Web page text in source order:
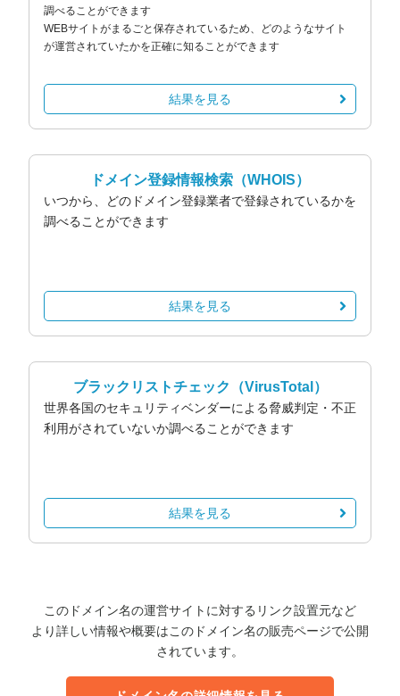
調べることができます
WEBサイトがまるごと保存されているため、どのようなサイト
が運営されていたかを正確に知ることができます
結果を見る
ドメイン登録情報検索 （WHOIS）
いつから、どのドメイン登録業者で登録されているかを
調べることができます
結果を見る
ブラックリストチェック （VirusTotal）
世界各国のセキュリティベンダーによる脅威判定・不正
利用がされていないか調べることができます
結果を見る
このドメイン名の運営サイトに対するリンク設置元など
より詳しい情報や概要はこのドメイン名の販売ページで公開
されています。